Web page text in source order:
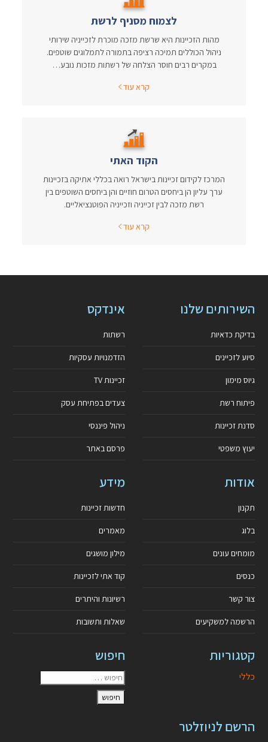
לצמוח מסניף לרשת
מהות הזכיינות היא שרשת מזכה מוכרת לזכייניה שירותי
ניהול הכוללים תמיכה רציפה בתמורה לתמלוגים שוטפים.
במקרים רבים חוסר הצלחה של רשתות מזכות נובע…
קרא עוד
הקוד האתי
המרכז לקידום זכיינות בישראל רואה בכללי אתיקה בזכיינות
ערך עליון הן ביחסים הטרום חוזיים והן ביחסים השוטפים בין
רשת מזכה לבין זכייניה וזכייניה הפוטנציאליים.
קרא עוד
השירותים שלנו
בדיקת כדאיות
סיוע לזכיינים
גיוס מימון
פיתוח רשת
סדנת זכיינות
יעוץ משפטי
אינדקס
רשתות
הזדמנויות עסקיות
זכיינות TV
צעדים בפתיחת עסק
ניהול פיננסי
פרסם באתר
אודות
תקנון
בלוג
מומחים עונים
כנסים
צור קשר
הרשמה למשקיעים
מידע
חדשות זכיינות
מאמרים
מילון מושגים
קוד אתי לזכיינות
רשיונות והיתרים
שאלות ותשובות
קטגוריות
כללי
חיפוש
הרשם לניוזלטר